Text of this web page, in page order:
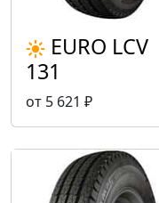
EURO LCV
131
от 5 621 ₽